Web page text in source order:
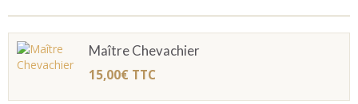
Maître Chevachier
15,00€ TTC